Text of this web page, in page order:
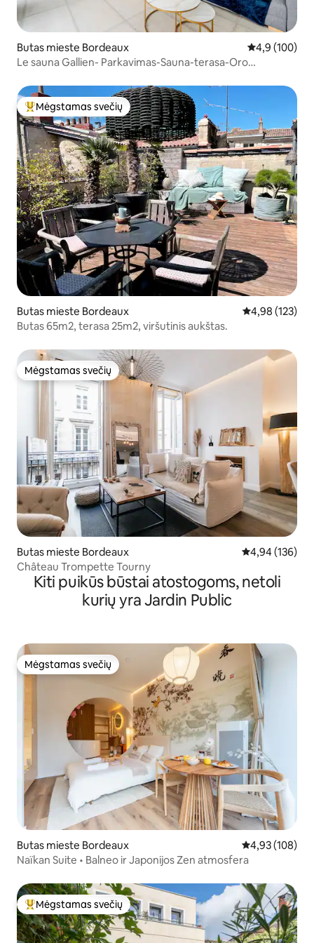
Butas mieste Bordeaux Vidutinis
4,9 (100)
Le sauna Gallien- Parkavimas-Sauna-terasa-Oro
Svečių mėgstamiausias
Mėgstamas svečių
Butas mieste Bordeaux Vidutinis
4,98 (123)
Butas 65m2, terasa 25m2, viršutinis aukštas.
Mėgstamas svečių
Mėgstamas svečių
Butas mieste Bordeaux Vidutinis
4,94 (136)
Château Trompette Tourny
Kiti puikūs būstai atostogoms, netoli
kurių yra Jardin Public
Mėgstamas svečių
Mėgstamas svečių
Butas mieste Bordeaux Vidutinis
4,93 (108)
Naïkan Suite • Balneo ir Japonijos Zen atmosfera
Svečių mėgstamiausias
Mėgstamas svečių